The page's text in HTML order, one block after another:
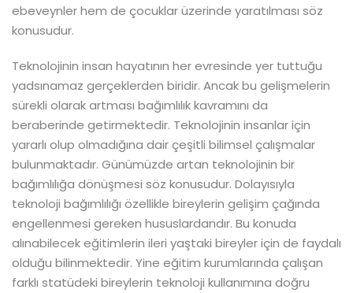
ebeveynler hem de çocuklar üzerinde yaratılması söz
konusudur.
Teknolojinin insan hayatının her evresinde yer tuttuğu
yadsınamaz gerçeklerden biridir. Ancak bu gelişmelerin
sürekli olarak artması bağımlılık kavramını da
beraberinde getirmektedir. Teknolojinin insanlar için
yararlı olup olmadığına dair çeşitli bilimsel çalışmalar
bulunmaktadır. Günümüzde artan teknolojinin bir
bağımlılığa dönüşmesi söz konusudur. Dolayısıyla
teknoloji bağımlılığı özellikle bireylerin gelişim çağında
engellenmesi gereken hususlardandır. Bu konuda
alınabilecek eğitimlerin ileri yaştaki bireyler için de faydalı
olduğu bilinmektedir. Yine eğitim kurumlarında çalışan
farklı statüdeki bireylerin teknoloji kullanımına doğru